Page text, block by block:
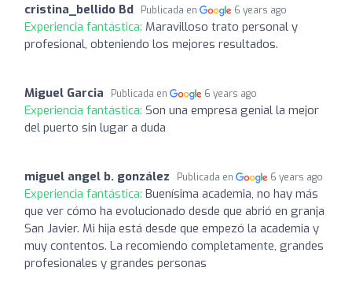
cristina_bellido Bd Publicada en 6 years ago
Experiencia fantástica: Maravilloso trato personal y
profesional, obteniendo los mejores resultados.
Miguel Garcia Publicada en 6 years ago
Experiencia fantástica: Son una empresa genial la mejor
del puerto sin lugar a duda
miguel angel b. gonzález Publicada en 6 years ago
Experiencia fantástica: Buenísima academia, no hay más
que ver cómo ha evolucionado desde que abrió en granja
San Javier. Mi hija está desde que empezó la academia y
muy contentos. La recomiendo completamente, grandes
profesionales y grandes personas